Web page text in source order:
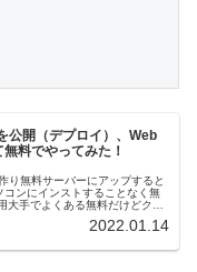
公開（デプロイ）、Web
料でやってみた！
り無料サーバーにアップすると
コンにインストすることなく無
大手でよくある無料だけどクレ
2022.01.14